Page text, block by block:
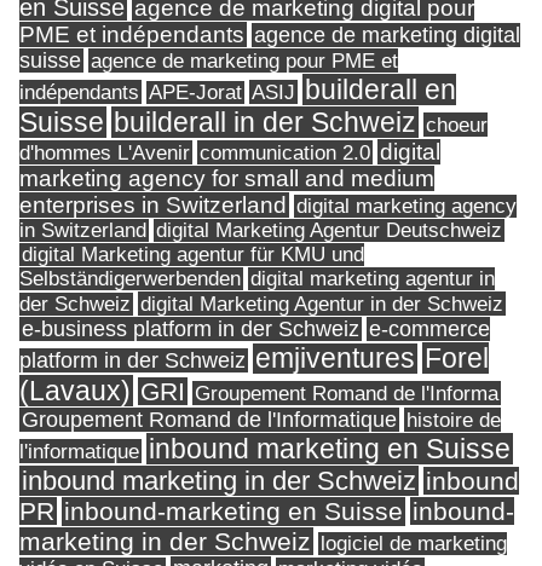
en Suisse agence de marketing digital pour
PME et indépendants agence de marketing digital
suisse agence de marketing pour PME et
indépendants APE-Jorat ASIJ builderall en
Suisse builderall in der Schweiz choeur
d'hommes L'Avenir communication 2.0 digital
marketing agency for small and medium
enterprises in Switzerland digital marketing agency
in Switzerland digital Marketing Agentur Deutschweiz
digital Marketing agentur für KMU und
Selbständigerwerbenden digital marketing agentur in
der Schweiz digital Marketing Agentur in der Schweiz
e-business platform in der Schweiz e-commerce
platform in der Schweiz emjiventures Forel
(Lavaux) GRI Groupement Romand de l'Informa
Groupement Romand de l'Informatique histoire de
l'informatique inbound marketing en Suisse
inbound marketing in der Schweiz inbound
PR inbound-marketing en Suisse inbound-
marketing in der Schweiz logiciel de marketing